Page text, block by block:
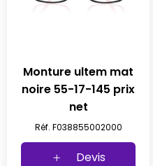
Monture ultem mat
noire 55-17-145 prix
net
Réf. F038855002000
Devis